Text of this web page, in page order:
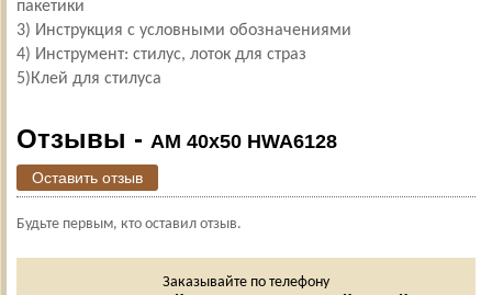
пакетики
3) Инструкция с условными обозначениями
4) Инструмент: стилус, лоток для страз
5)Клей для стилуса
Отзывы - AM 40х50 HWA6128
Оставить отзыв
Будьте первым, кто оставил отзыв.
Заказывайте по телефону